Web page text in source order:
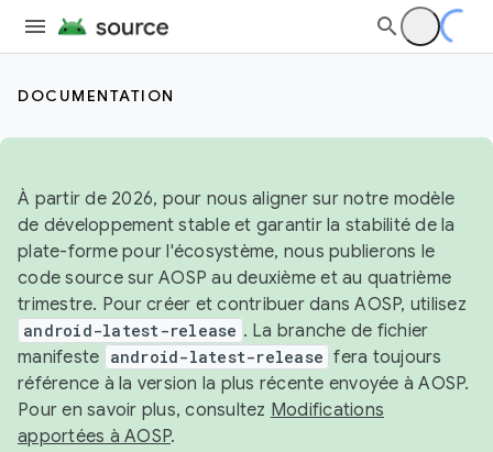
DOCUMENTATION
À partir de 2026, pour nous aligner sur notre modèle
de développement stable et garantir la stabilité de la
plate-forme pour l'écosystème, nous publierons le
code source sur AOSP au deuxième et au quatrième
trimestre. Pour créer et contribuer dans AOSP, utilisez
android-latest-release . La branche de fichier
manifeste android-latest-release fera toujours
référence à la version la plus récente envoyée à AOSP.
Pour en savoir plus, consultez Modifications
apportées à AOSP.